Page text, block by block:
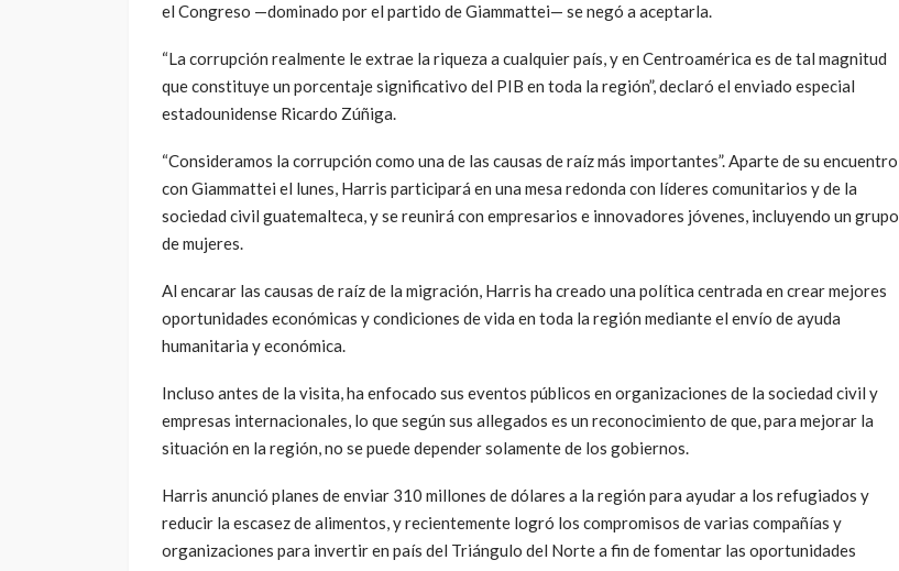
el Congreso —dominado por el partido de Giammattei— se negó a aceptarla.
“La corrupción realmente le extrae la riqueza a cualquier país, y en Centroamérica es de tal magnitud
que constituye un porcentaje significativo del PIB en toda la región”, declaró el enviado especial
estadounidense Ricardo Zúñiga.
“Consideramos la corrupción como una de las causas de raíz más importantes”. Aparte de su encuentro
con Giammattei el lunes, Harris participará en una mesa redonda con líderes comunitarios y de la
sociedad civil guatemalteca, y se reunirá con empresarios e innovadores jóvenes, incluyendo un grupo
de mujeres.
Al encarar las causas de raíz de la migración, Harris ha creado una política centrada en crear mejores
oportunidades económicas y condiciones de vida en toda la región mediante el envío de ayuda
humanitaria y económica.
Incluso antes de la visita, ha enfocado sus eventos públicos en organizaciones de la sociedad civil y
empresas internacionales, lo que según sus allegados es un reconocimiento de que, para mejorar la
situación en la región, no se puede depender solamente de los gobiernos.
Harris anunció planes de enviar 310 millones de dólares a la región para ayudar a los refugiados y
reducir la escasez de alimentos, y recientemente logró los compromisos de varias compañías y
organizaciones para invertir en país del Triángulo del Norte a fin de fomentar las oportunidades